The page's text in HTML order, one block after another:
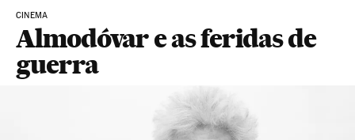
CINEMA
Almodóvar e as feridas de
guerra